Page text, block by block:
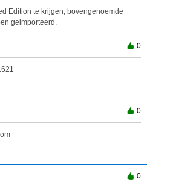
Edition te krijgen, bovengenoemde
geimporteerd.
0
0
0